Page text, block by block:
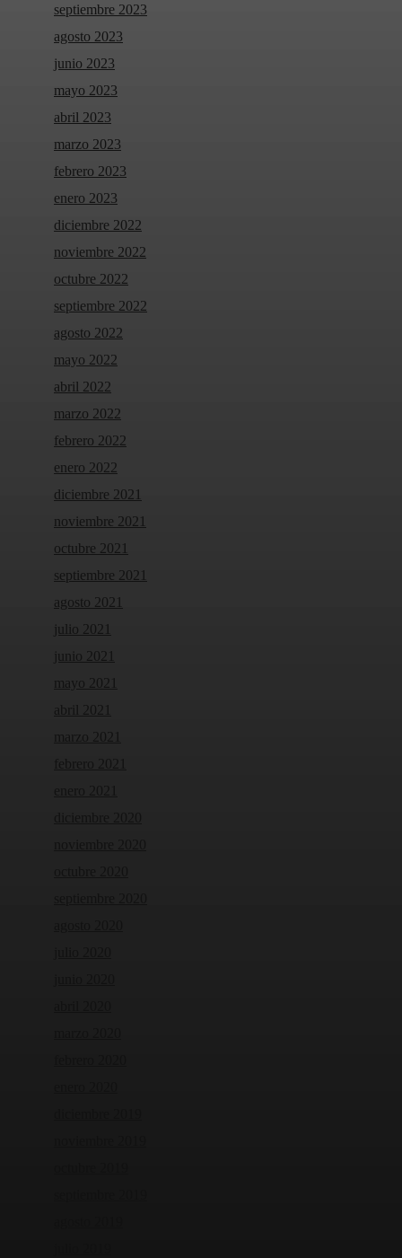
septiembre 2023
agosto 2023
junio 2023
mayo 2023
abril 2023
marzo 2023
febrero 2023
enero 2023
diciembre 2022
noviembre 2022
octubre 2022
septiembre 2022
agosto 2022
mayo 2022
abril 2022
marzo 2022
febrero 2022
enero 2022
diciembre 2021
noviembre 2021
octubre 2021
septiembre 2021
agosto 2021
julio 2021
junio 2021
mayo 2021
abril 2021
marzo 2021